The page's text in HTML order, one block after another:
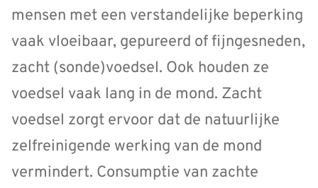
mensen met een verstandelijke beperking
vaak vloeibaar, gepureerd of fijngesneden,
zacht (sonde)voedsel. Ook houden ze
voedsel vaak lang in de mond. Zacht
voedsel zorgt ervoor dat de natuurlijke
zelfreinigende werking van de mond
vermindert. Consumptie van zachte